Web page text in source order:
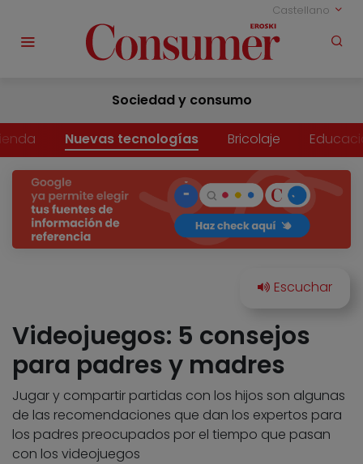
Castellano
Sociedad y consumo
Nuevas tecnologías Bricolaje
Videojuegos: 5 consejos
para padres y madres
Jugar y compartir partidas con los hijos son algunas
de las recomendaciones que dan los expertos para
los padres preocupados por el tiempo que pasan
con los videojuegos